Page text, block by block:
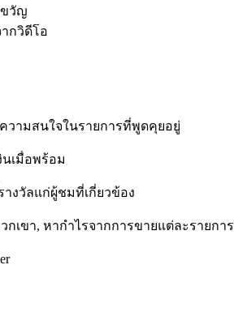
ขวัญ
กวิดีโอ
วามสนใจในรายการที่พูดคุยอยู่
นเมื่อพร้อม
างวัลแก่ผู้ชมที่เกี่ยวข้อง
เขา, หากำไรจากการขายแต่ละรายการ